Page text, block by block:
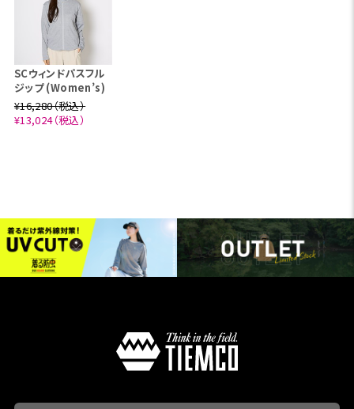
SCウィンドパスフル
ジップ (Women’s)
¥16,280（税込）
¥13,024（税込）